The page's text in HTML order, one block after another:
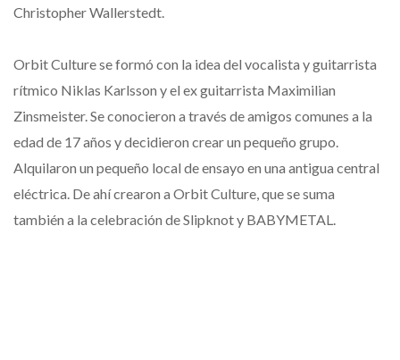
Christopher Wallerstedt.
Orbit Culture se formó con la idea del vocalista y guitarrista
rítmico Niklas Karlsson y el ex guitarrista Maximilian
Zinsmeister. Se conocieron a través de amigos comunes a la
edad de 17 años y decidieron crear un pequeño grupo.
Alquilaron un pequeño local de ensayo en una antigua central
eléctrica. De ahí crearon a Orbit Culture, que se suma
también a la celebración de Slipknot y BABYMETAL.